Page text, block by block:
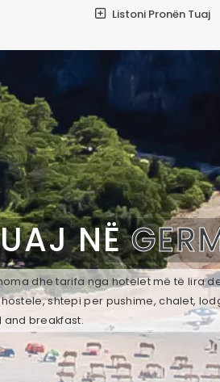
Listoni Pronën Tuaj
NË
dhe tarifa nga hotelet më të lira
shtepi per pushime, chalet,
and breakfast.